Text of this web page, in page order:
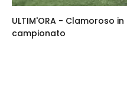
ULTIM'ORA - Clamoroso
campionato